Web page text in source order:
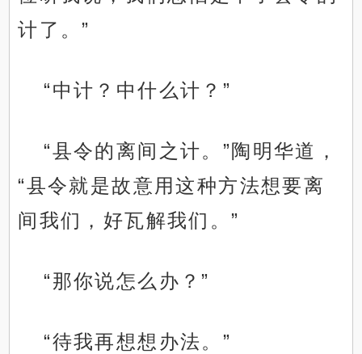
计了。”
“中计？中什么计？”
“县令的离间之计。”陶明华道，
“县令就是故意用这种方法想要离
间我们，好瓦解我们。”
“那你说怎么办？”
“待我再想想办法。”